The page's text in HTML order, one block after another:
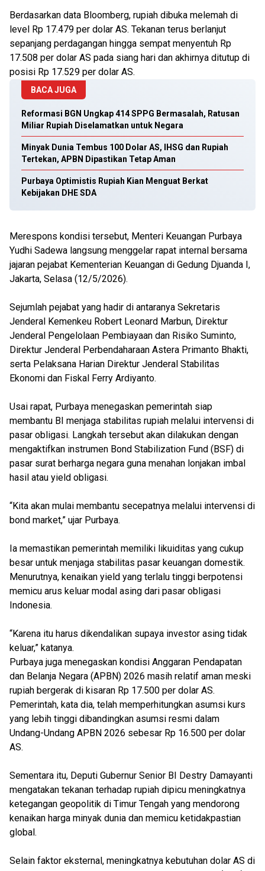
Berdasarkan data Bloomberg, rupiah dibuka melemah di
level Rp 17.479 per dolar AS. Tekanan terus berlanjut
sepanjang perdagangan hingga sempat menyentuh Rp
17.508 per dolar AS pada siang hari dan akhirnya ditutup di
posisi Rp 17.529 per dolar AS.
BACA JUGA
Reformasi BGN Ungkap 414 SPPG Bermasalah, Ratusan
Miliar Rupiah Diselamatkan untuk Negara
Minyak Dunia Tembus 100 Dolar AS, IHSG dan Rupiah
Tertekan, APBN Dipastikan Tetap Aman
Purbaya Optimistis Rupiah Kian Menguat Berkat
Kebijakan DHE SDA
Merespons kondisi tersebut, Menteri Keuangan Purbaya
Yudhi Sadewa langsung menggelar rapat internal bersama
jajaran pejabat Kementerian Keuangan di Gedung Djuanda I,
Jakarta, Selasa (12/5/2026).
Sejumlah pejabat yang hadir di antaranya Sekretaris
Jenderal Kemenkeu Robert Leonard Marbun, Direktur
Jenderal Pengelolaan Pembiayaan dan Risiko Suminto,
Direktur Jenderal Perbendaharaan Astera Primanto Bhakti,
serta Pelaksana Harian Direktur Jenderal Stabilitas
Ekonomi dan Fiskal Ferry Ardiyanto.
Usai rapat, Purbaya menegaskan pemerintah siap
membantu BI menjaga stabilitas rupiah melalui intervensi di
pasar obligasi. Langkah tersebut akan dilakukan dengan
mengaktifkan instrumen Bond Stabilization Fund (BSF) di
pasar surat berharga negara guna menahan lonjakan imbal
hasil atau yield obligasi.
“Kita akan mulai membantu secepatnya melalui intervensi di
bond market,” ujar Purbaya.
Ia memastikan pemerintah memiliki likuiditas yang cukup
besar untuk menjaga stabilitas pasar keuangan domestik.
Menurutnya, kenaikan yield yang terlalu tinggi berpotensi
memicu arus keluar modal asing dari pasar obligasi
Indonesia.
“Karena itu harus dikendalikan supaya investor asing tidak
keluar,” katanya.
Purbaya juga menegaskan kondisi Anggaran Pendapatan
dan Belanja Negara (APBN) 2026 masih relatif aman meski
rupiah bergerak di kisaran Rp 17.500 per dolar AS.
Pemerintah, kata dia, telah memperhitungkan asumsi kurs
yang lebih tinggi dibandingkan asumsi resmi dalam
Undang-Undang APBN 2026 sebesar Rp 16.500 per dolar
AS.
Sementara itu, Deputi Gubernur Senior BI Destry Damayanti
mengatakan tekanan terhadap rupiah dipicu meningkatnya
ketegangan geopolitik di Timur Tengah yang mendorong
kenaikan harga minyak dunia dan memicu ketidakpastian
global.
Selain faktor eksternal, meningkatnya kebutuhan dolar AS di